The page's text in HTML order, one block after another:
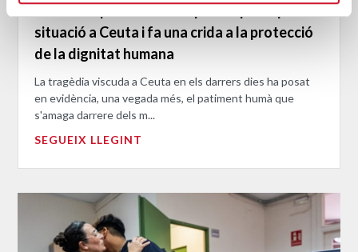
Càritas expressa la seva preocupació per la
situació a Ceuta i fa una crida a la protecció
de la dignitat humana
La tragèdia viscuda a Ceuta en els darrers dies ha posat
en evidència, una vegada més, el patiment humà que
s'amaga darrere dels m...
SEGUEIX LLEGINT